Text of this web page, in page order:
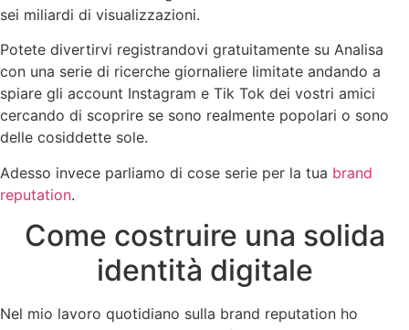
sei miliardi di visualizzazioni.
Potete divertirvi registrandovi gratuitamente su Analisa
con una serie di ricerche giornaliere limitate andando a
spiare gli account Instagram e Tik Tok dei vostri amici
cercando di scoprire se sono realmente popolari o sono
delle cosiddette sole.
Adesso invece parliamo di cose serie per la tua brand
reputation.
Come costruire una solida
identità digitale
Nel mio lavoro quotidiano sulla brand reputation ho